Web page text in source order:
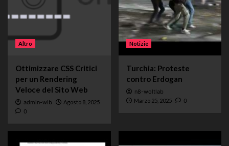
Altro
Ottimizzare CSS Critici
per un Rendering
Veloce del Sito Web
admin-wlb Agosto 8, 2025
0
Notizie
Turchia: Proteste
contro Erdogan
n8-woltlab
Marzo 25, 2025 0